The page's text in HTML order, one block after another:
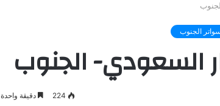
الجنوب
السعودي- الجنوب
224 دقيقة واحدة